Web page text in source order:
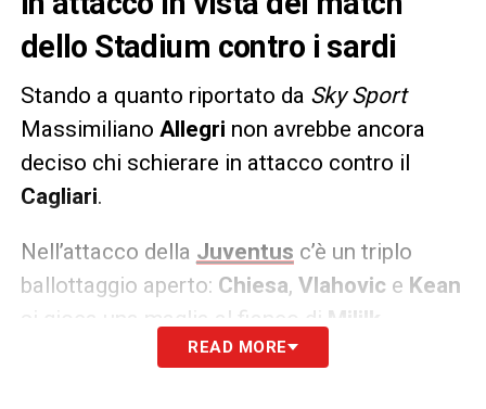
dello Stadium contro i sardi
Stando a quanto riportato da Sky Sport
Massimiliano Allegri non avrebbe ancora
deciso chi schierare in attacco contro il
Cagliari.
Nell’attacco della Juventus c’è un triplo
ballottaggio aperto: Chiesa, Vlahovice Kean
si gioca una maglia al fianco di Mililk
READ MORE